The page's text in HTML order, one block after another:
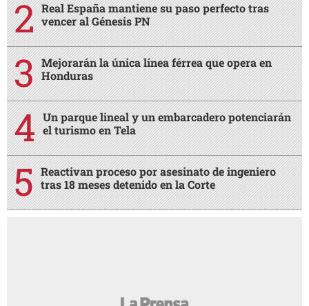
Real España mantiene su paso perfecto tras
vencer al Génesis PN
Mejorarán la única línea férrea que opera en
Honduras
Un parque lineal y un embarcadero potenciarán
el turismo en Tela
Reactivan proceso por asesinato de ingeniero
tras 18 meses detenido en la Corte